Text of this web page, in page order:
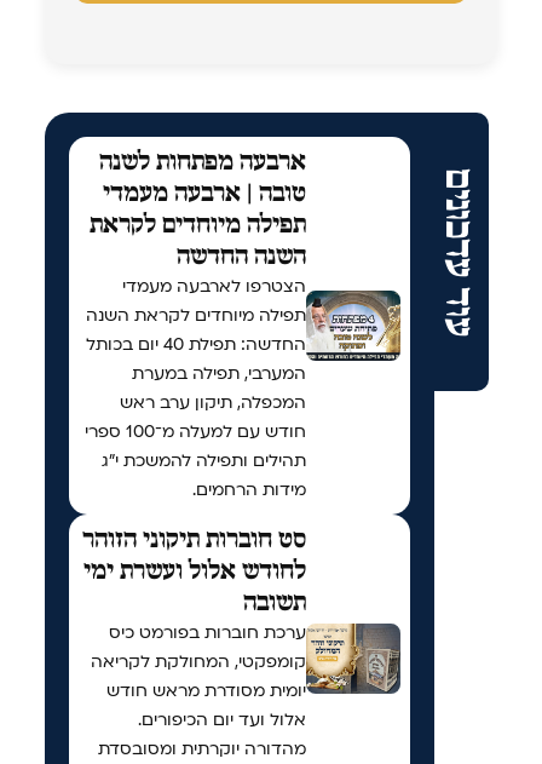
עוד עדכונים
ארבעה מפתחות לשנה
טובה | ארבעה מעמדי
תפילה מיוחדים לקראת
השנה החדשה
הצטרפו לארבעה מעמדי
תפילה מיוחדים לקראת השנה
החדשה: תפילת 40 יום בכותל
המערבי, תפילה במערת
המכפלה, תיקון ערב ראש
חודש עם למעלה מ־100 ספרי
תהילים ותפילה להמשכת י"ג
מידות הרחמים.
סט חוברות תיקוני הזוהר
לחודש אלול ועשרת ימי
תשובה
ערכת חוברות בפורמט כיס
קומפקטי, המחולקת לקריאה
יומית מסודרת מראש חודש
אלול ועד יום הכיפורים.
מהדורה יוקרתית ומסובסדת